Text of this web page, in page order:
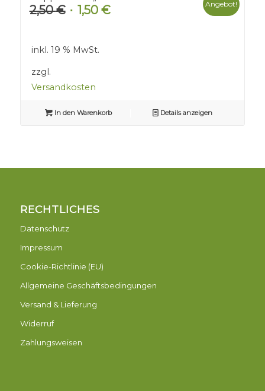
2,50€ Ursprünglicher
2,50 €
1,50 €Aktueller
Angebot!
inkl. 19 % MwSt.
zzgl.
Versandkosten
In den Warenkorb Details anzeigen
RECHTLICHES
Datenschutz
Impressum
Cookie-Richtlinie (EU)
Allgemeine Geschäftsbedingungen
Versand & Lieferung
Widerruf
Zahlungsweisen